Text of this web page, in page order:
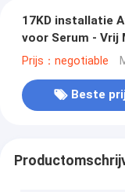
17KD installatie
voor Serum - Vrij
Prijs：negotiable
Beste